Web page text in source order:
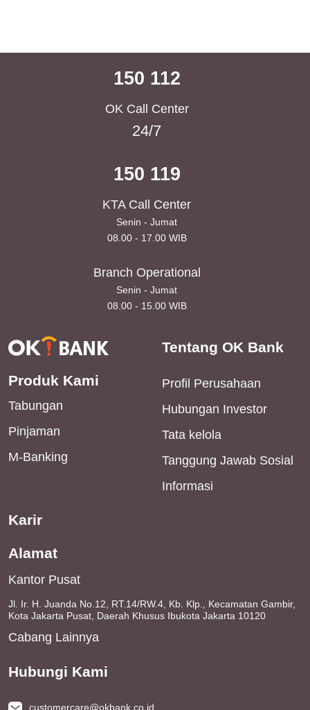
150 112
OK Call Center
24/7
150 119
KTA Call Center
Senin - Jumat
08.00 - 17.00 WIB
Branch Operational
Senin - Jumat
08.00 - 15.00 WIB
Produk Kami
Tabungan
Pinjaman
M-Banking
Tentang OK Bank
Profil Perusahaan
Hubungan Investor
Tata kelola
Tanggung Jawab Sosial
Informasi
Karir
Alamat
Kantor Pusat
Jl. Ir. H. Juanda No.12, RT.14/RW.4, Kb. Klp., Kecamatan Gambir,
Kota Jakarta Pusat, Daerah Khusus Ibukota Jakarta 10120
Cabang Lainnya
Hubungi Kami
customercare@okbank.co.id